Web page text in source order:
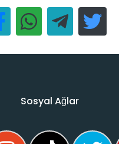
Sosyal Ağlar